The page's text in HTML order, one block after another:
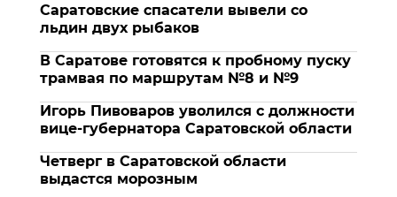
Саратовские спасатели вывели со
льдин двух рыбаков
В Саратове готовятся к пробному пуску
трамвая по маршрутам №8 и №9
Игорь Пивоваров уволился с должности
вице-губернатора Саратовской области
Четверг в Саратовской области
выдастся морозным